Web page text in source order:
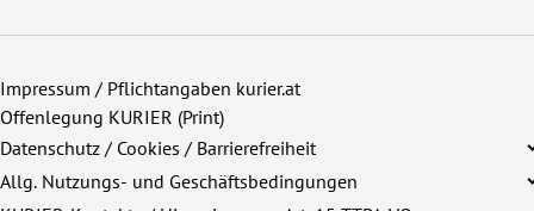
Impressum / Pflichtangaben kurier.at
Offenlegung KURIER (Print)
Datenschutz / Cookies / Barrierefreiheit
Allg. Nutzungs- und Geschäftsbedingungen